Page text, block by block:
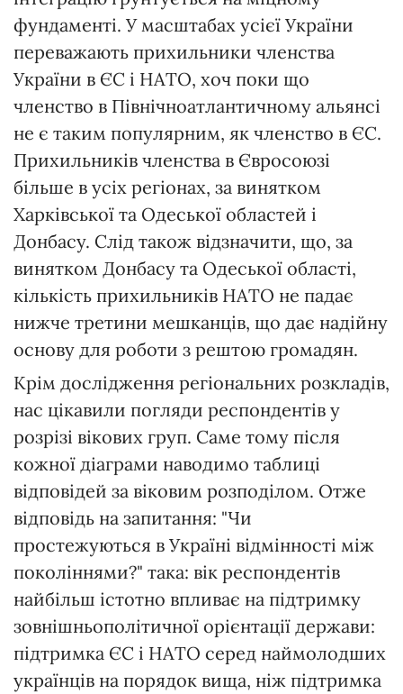
фундаменті. У масштабах усієї України
переважають прихильники членства
України в ЄС і НАТО, хоч поки що
членство в Північноатлантичному альянсі
не є таким популярним, як членство в ЄС.
Прихильників членства в Євросоюзі
більше в усіх регіонах, за винятком
Харківської та Одеської областей і
Донбасу. Слід також відзначити, що, за
винятком Донбасу та Одеської області,
кількість прихильників НАТО не падає
нижче третини мешканців, що дає надійну
основу для роботи з рештою громадян.
Крім дослідження регіональних розкладів,
нас цікавили погляди респондентів у
розрізі вікових груп. Саме тому після
кожної діаграми наводимо таблиці
відповідей за віковим розподілом. Отже
відповідь на запитання: "Чи
простежуються в Україні відмінності між
поколіннями?" така: вік респондентів
найбільш істотно впливає на підтримку
зовнішньополітичної орієнтації держави:
підтримка ЄС і НАТО серед наймолодших
українців на порядок вища, ніж підтримка